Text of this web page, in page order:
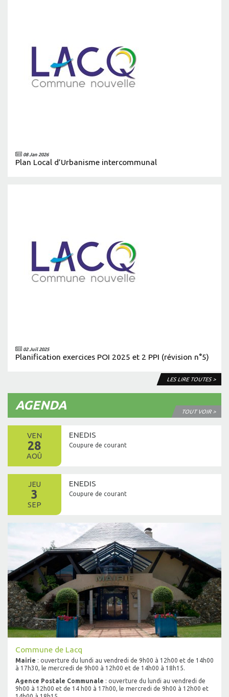
08 Jan 2026
Plan Local d’Urbanisme intercommunal
02 Juil 2025
Planification exercices POI 2025 et 2 PPI (révision n°5)
LES LIRE TOUTES >
AGENDA TOUT VOIR >
VEN
28
AOÛ
ENEDIS
Coupure de courant
JEU
3
SEP
ENEDIS
Coupure de courant
Commune de Lacq
Mairie : ouverture du lundi au vendredi de 9h00 à 12h00 et de 14h00
à 17h30, le mercredi de 9h00 à 12h00 et de 14h00 à 18h15.
Agence Postale Communale : ouverture du lundi au vendredi de
9h00 à 12h00 et de 14 h00 à 17h00, le mercredi de 9h00 à 12h00 et